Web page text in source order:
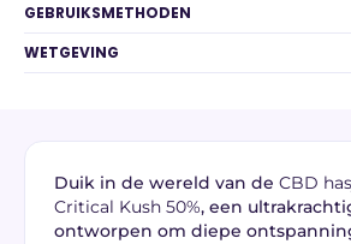
GEBRUIKSMETHODEN
WETGEVING
Duik in de wereld van de CBD
Critical Kush 50%, een
ontworpen om diepe